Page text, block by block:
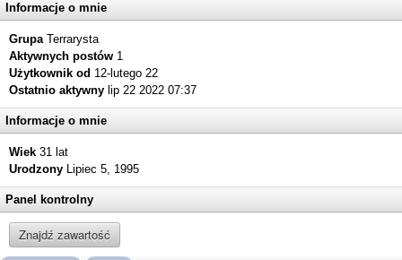
Informacje o mnie
GrupaTerrarysta
Aktywnych postów 1
Użytkownik od 12-lutego 22
Ostatnio aktywny lip 22 2022 07:37
Informacje o mnie
Wiek 31 lat
Urodzony Lipiec 5, 1995
Panel kontrolny
Znajdź zawartość